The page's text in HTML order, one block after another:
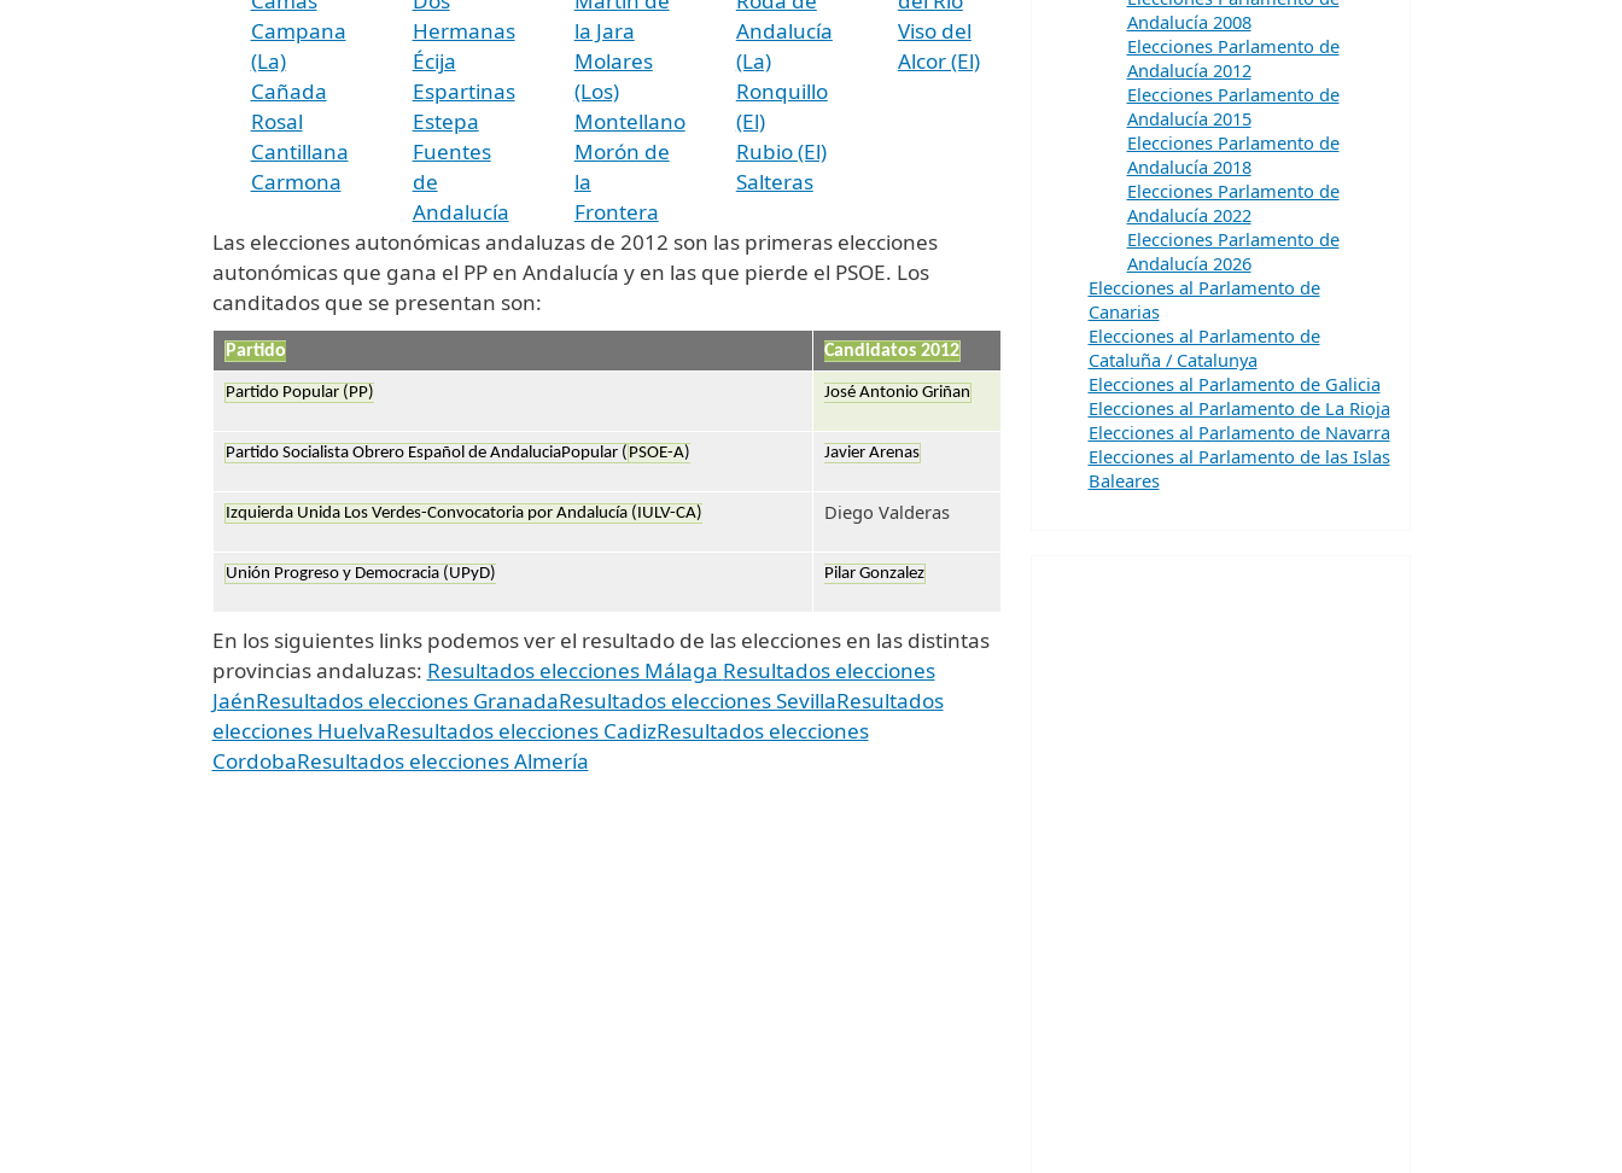
Campana
(La)
Cañada
Rosal
Cantillana
Carmona
Hermanas
Écija
Espartinas
Estepa
Fuentes
de
Andalucía
la Jara
Molares
(Los)
Montellano
Morón de
la
Frontera
Andalucía
(La)
Ronquillo
(El)
Rubio (El)
Salteras
Viso del
Alcor (El)
Las elecciones autonómicas andaluzas de 2012 son las primeras elecciones
autonómicas que gana el PP en Andalucía y en las que pierde el PSOE. Los
canditados que se presentan son:
Partido Candidatos 2012
Partido Popular (PP) José Antonio Griñan
Partido Socialista Obrero Español de AndaluciaPopular ( PSOE-A) Javier Arenas
Izquierda Unida Los Verdes-Convocatoria por Andalucía (IULV-CA) Diego Valderas
Unión Progreso y Democracia (UPyD) Pilar Gonzalez
En los siguientes links podemos ver el resultado de las elecciones en las distintas
provincias andaluzas: Resultados elecciones Málaga Resultados elecciones
JaénResultados elecciones GranadaResultados elecciones SevillaResultados
elecciones HuelvaResultados elecciones CadizResultados elecciones
CordobaResultados elecciones Almería
Andalucía 2008
Elecciones Parlamento de
Andalucía 2012
Elecciones Parlamento de
Andalucía 2015
Elecciones Parlamento de
Andalucía 2018
Elecciones Parlamento de
Andalucía 2022
Elecciones Parlamento de
Andalucía 2026
Elecciones al Parlamento de
Canarias
Elecciones al Parlamento de
Cataluña / Catalunya
Elecciones al Parlamento de Galicia
Elecciones al Parlamento de La Rioja
Elecciones al Parlamento de Navarra
Elecciones al Parlamento de las Islas
Baleares